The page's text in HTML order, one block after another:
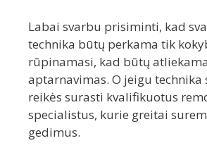
Labai svarbu prisiminti, kad
technika būtų perkama tik
rūpinamasi, kad būtų
aptarnavimas. O jeigu technika
reikės surasti kvalifikuotus
specialistus, kurie greitai
gedimus.
CNC
frezavi
mas:
Ar
reikia
special
Mašin
os
nuoma